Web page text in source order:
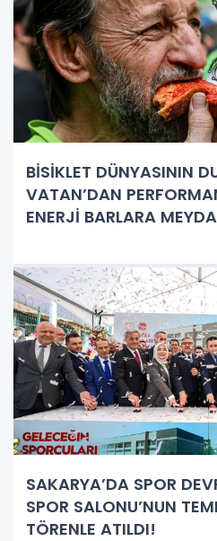
BİSİKLET DÜNYASININ
VATAN’DAN
ENERJİ BARLARA
SAKARYA’DA SPOR
SPOR SALONU’NUN
TÖRENLE ATILDI!